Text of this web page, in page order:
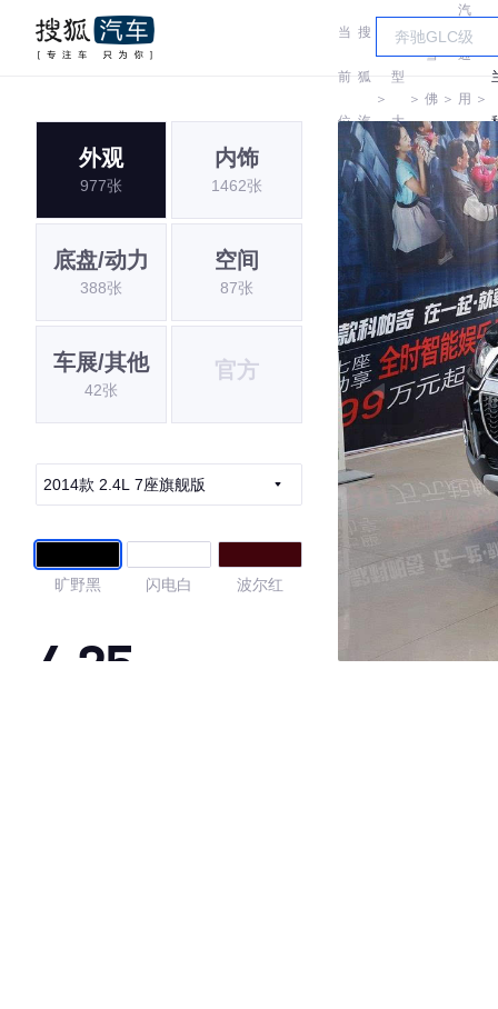
当
前
位
置:
搜
狐
汽
车
＞
车
型
大
全
＞
雪
佛
兰
＞
汽
通
用
雪
佛
兰
＞
外观
977张
内饰
1462张
底盘/动力
388张
空间
87张
车展/其他
42张
官方
2014款 2.4L 7座旗舰版
旷野黑 闪电白 波尔红
4.25